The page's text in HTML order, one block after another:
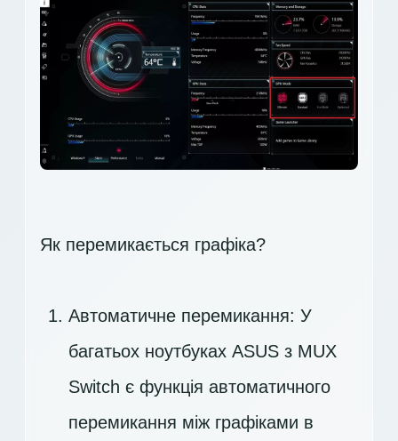
Як перемикається графіка?
Автоматичне перемикання: У
багатьох ноутбуках ASUS з MUX
Switch є функція автоматичного
перемикання між графіками в